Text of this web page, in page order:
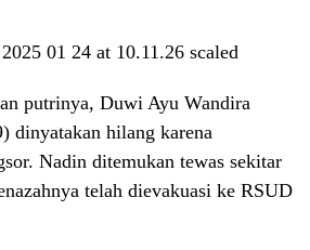
putrinya, Duwi Ayu Wandira
dinyatakan hilang karena
Nadin ditemukan tewas sekitar
telah dievakuasi ke RSUD